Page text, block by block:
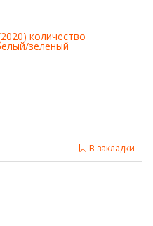
количество
зеленый
В закладки